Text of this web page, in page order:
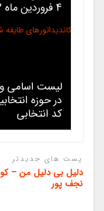
4 فروردین ماه 1393
لیست اسامی و
در حوزه
کد انتخابی
پست های جدیدتر
دلیل بی دلیل من –
نجف پور